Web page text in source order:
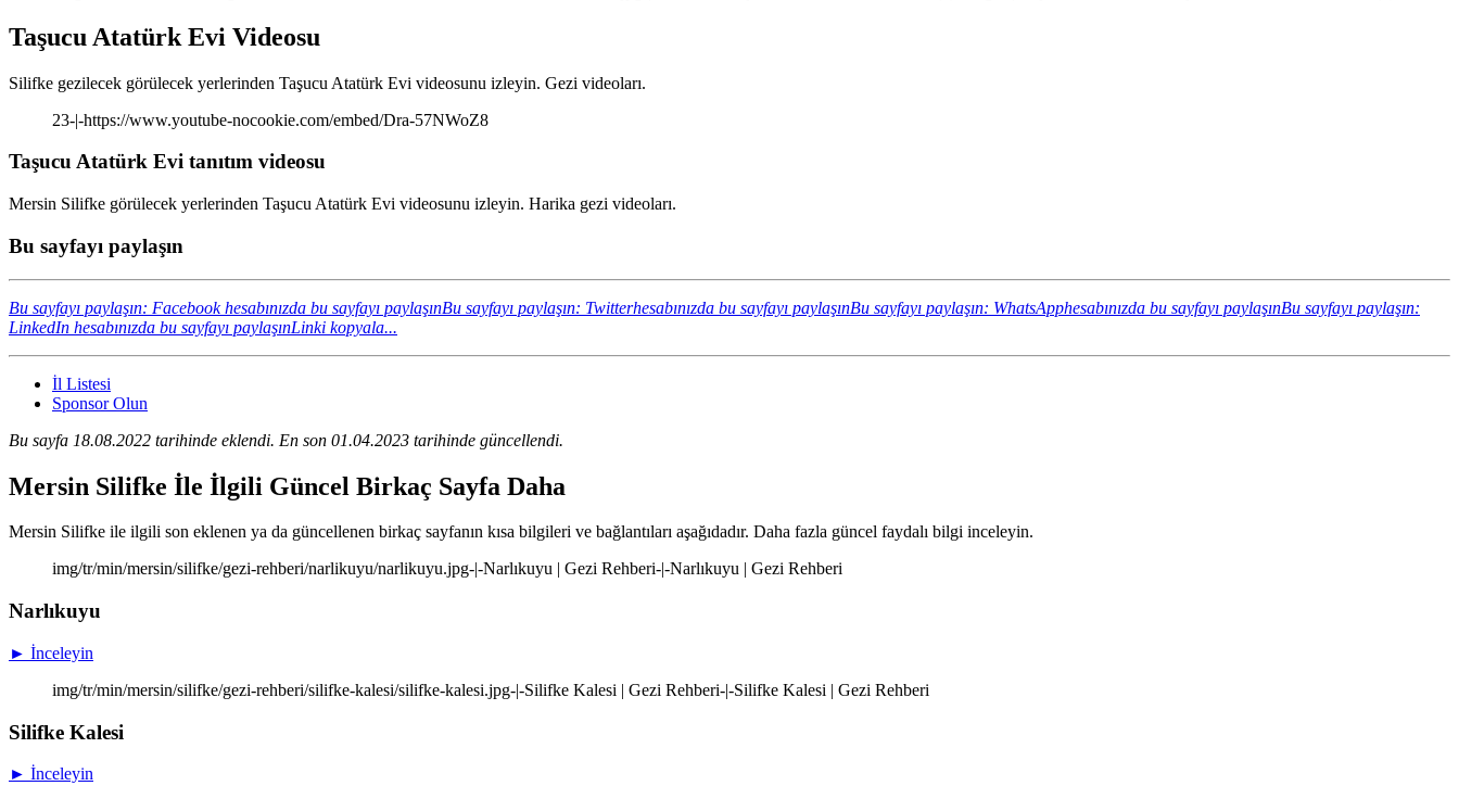
Taşucu Atatürk Evi Videosu
Silifke gezilecek görülecek yerlerinden Taşucu Atatürk Evi videosunu izleyin. Gezi videoları.
23-|-https://www.youtube-nocookie.com/embed/Dra-57NWoZ8
Taşucu Atatürk Evi tanıtım videosu
Mersin Silifke görülecek yerlerinden Taşucu Atatürk Evi videosunu izleyin. Harika gezi videoları.
Bu sayfayı paylaşın
Bu sayfayı paylaşın: Facebook hesabınızda bu sayfayı paylaşınBu sayfayı paylaşın: Twitterhesabınızda bu sayfayı paylaşınBu sayfayı paylaşın: WhatsApphesabınızda bu sayfayı paylaşınBu sayfayı paylaşın:
LinkedIn hesabınızda bu sayfayı paylaşınLinki kopyala...
İl Listesi
Sponsor Olun
Bu sayfa 18.08.2022 tarihinde eklendi. En son 01.04.2023 tarihinde güncellendi.
Mersin Silifke İle İlgili Güncel Birkaç Sayfa Daha
Mersin Silifke ile ilgili son eklenen ya da güncellenen birkaç sayfanın kısa bilgileri ve bağlantıları aşağıdadır. Daha fazla güncel faydalı bilgi inceleyin.
img/tr/min/mersin/silifke/gezi-rehberi/narlikuyu/narlikuyu.jpg-|-Narlıkuyu | Gezi Rehberi-|-Narlıkuyu | Gezi Rehberi
Narlıkuyu
► İnceleyin
img/tr/min/mersin/silifke/gezi-rehberi/silifke-kalesi/silifke-kalesi.jpg-|-Silifke Kalesi | Gezi Rehberi-|-Silifke Kalesi | Gezi Rehberi
Silifke Kalesi
► İnceleyin